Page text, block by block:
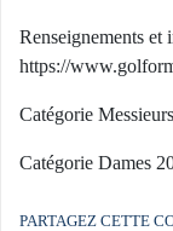
Renseignements et
https://
Catégorie
Catégorie Dames
PARTAGEZ CETTE